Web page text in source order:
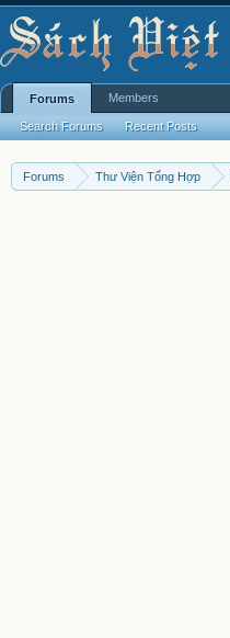
Forums Thư Viện Tổng Hợp
Forums
Search Forums Recent Posts
Members